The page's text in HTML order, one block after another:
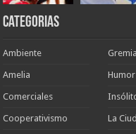
Categorias
Ambiente
Amelia
Comerciales
Cooperativismo
Humor
La